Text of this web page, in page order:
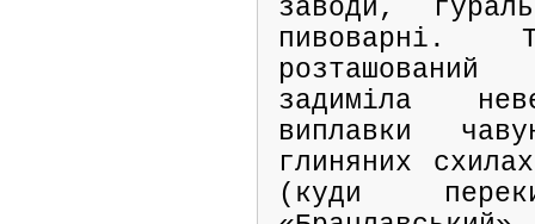
заводи,
задиміла
виплавки
глиняних
(куди